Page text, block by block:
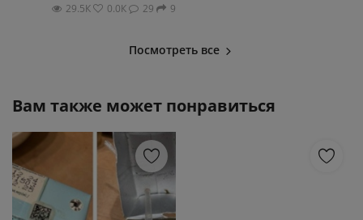
29.5К 0.0К 29 9
Посмотреть все
Вам также может понравиться